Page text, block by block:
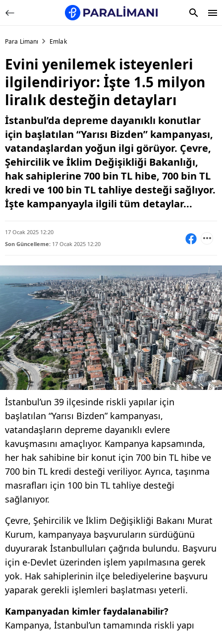
Para Limanı Emlak
Evini yenilemek isteyenleri
ilgilendiriyor: İşte 1.5 milyon
liralık desteğin detayları
İstanbul’da depreme dayanıklı konutlar
için başlatılan “Yarısı Bizden” kampanyası,
vatandaşlardan yoğun ilgi görüyor. Çevre,
Şehircilik ve İklim Değişikliği Bakanlığı,
hak sahiplerine 700 bin TL hibe, 700 bin TL
kredi ve 100 bin TL tahliye desteği sağlıyor.
İşte kampanyayla ilgili tüm detaylar...
17 Ocak 2025 12:20
Son Güncelleme: 17 Ocak 2025 12:20
İstanbul’un 39 ilçesinde riskli yapılar için
başlatılan “Yarısı Bizden” kampanyası,
vatandaşların depreme dayanıklı evlere
kavuşmasını amaçlıyor. Kampanya kapsamında,
her hak sahibine bir konut için 700 bin TL hibe ve
700 bin TL kredi desteği veriliyor. Ayrıca, taşınma
masrafları için 100 bin TL tahliye desteği
sağlanıyor.
Çevre, Şehircilik ve İklim Değişikliği Bakanı Murat
Kurum, kampanyaya başvuruların sürdüğünü
duyurarak İstanbulluları çağrıda bulundu. Başvuru
için e-Devlet üzerinden işlem yapılmasına gerek
yok. Hak sahiplerinin ilçe belediyelerine başvuru
yaparak gerekli işlemleri başlatması yeterli.
Kampanyadan kimler faydalanabilir?
Kampanya, İstanbul’un tamamında riskli yapı